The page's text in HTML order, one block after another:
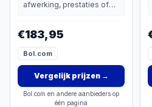
Vermoeide Benen
Luchtcompressie
Bloedsomloop
lymfedrainageapparaat
Oedeem
afwerking, prestaties of
€183,95
Bol.com
Vergelijk prijzen→
Bol.com en andere aanbieders op
één pagina